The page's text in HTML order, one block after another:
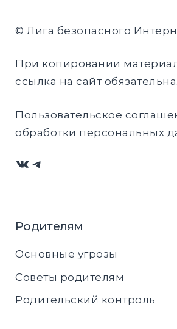
© Лига безопасного
При копировании
ссылка на сайт обязательна.
Пользовательское
обработки персональных
ВКонтакте
Telegram
Родителям
Основные угрозы
Советы родителям
Родительский контроль